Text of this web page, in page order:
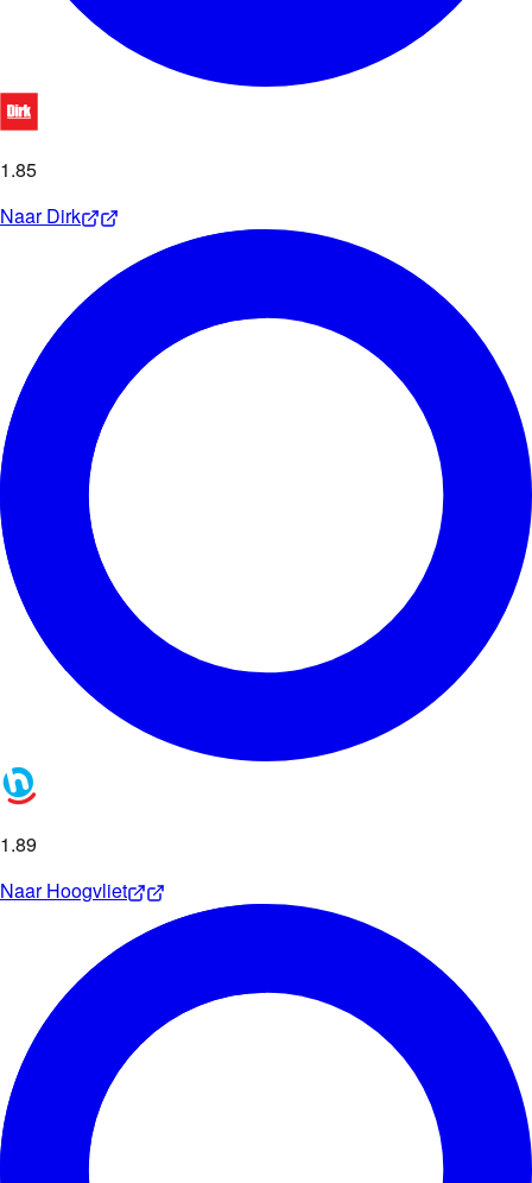
1.85
NaarDirk
1.89
NaarHoogvliet